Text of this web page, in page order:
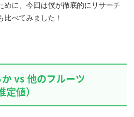
めに、今回は僕が徹底的にリサーチ
比べてみました！
か vs 他のフルーツ
定値）